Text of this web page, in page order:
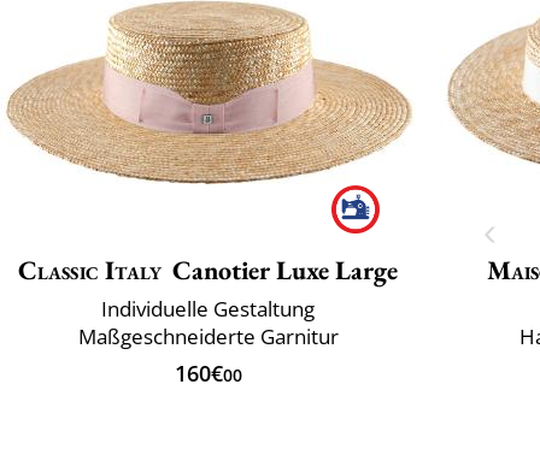
Classic Italy Canotier Luxe Large
Individuelle Gestaltung
Maßgeschneiderte Garnitur
160€00